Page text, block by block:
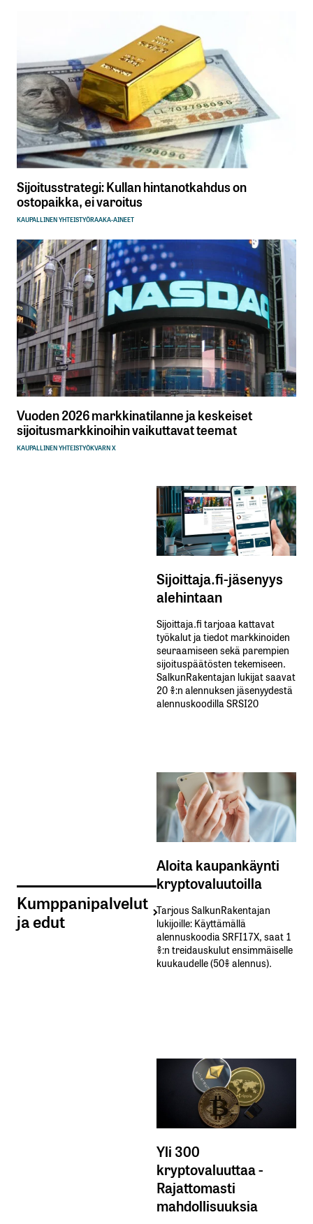
Sijoitusstrategi: Kullan hintanotkahdus on
ostopaikka, ei varoitus
KAUPALLINEN YHTEISTYÖRAAKA-AINEET
Vuoden 2026 markkinatilanne ja keskeiset
sijoitusmarkkinoihin vaikuttavat teemat
KAUPALLINEN YHTEISTYÖKVARN X
Kumppanipalvelut
ja edut
Sijoittaja.fi-jäsenyys
alehintaan
Sijoittaja.fi tarjoaa kattavat
työkalut ja tiedot markkinoiden
seuraamiseen sekä parempien
sijoituspäätösten tekemiseen.
SalkunRakentajan lukijat saavat
20 %:n alennuksen jäsenyydestä
alennuskoodilla SRSI20
Aloita kaupankäynti
kryptovaluutoilla
Tarjous SalkunRakentajan
lukijoille: Käyttämällä​ ​
alennuskoodia​ ​SRFI17X,​ ​saat​ ​1
%:n treidauskulut​ ​ensimmäiselle​ ​
kuukaudelle​ ​(50%​ ​alennus).
Yli 300
kryptovaluuttaa -
Rajattomasti
mahdollisuuksia